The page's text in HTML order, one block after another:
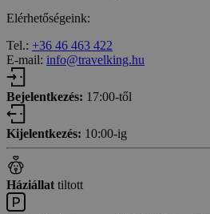
Elérhetőségeink:
Tel.: +36 46 463 422
E-mail: info@travelking.hu
Bejelentkezés: 17:00-től
Kijelentkezés: 10:00-ig
Háziállat tiltott